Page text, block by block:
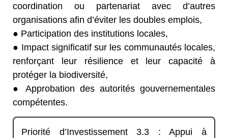
coordination ou partenariat avec d’autres
organisations afin d’éviter les doubles emplois,
● Participation des institutions locales,
● Impact significatif sur les communautés locales,
renforçant leur résilience et leur capacité à
protéger la biodiversité,
● Approbation des autorités gouvernementales
compétentes.
Priorité d’Investissement 3.3 : Appui à